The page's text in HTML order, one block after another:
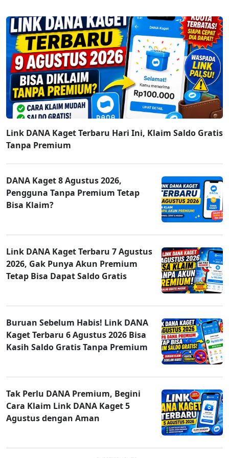
Link DANA Kaget Terbaru Hari Ini, Klaim Saldo Gratis
Tanpa Premium
DANA Kaget 8 Agustus 2026,
Pengguna Tanpa Premium Tetap
Bisa Klaim?
Link DANA Kaget Terbaru 7 Agustus
2026, Gak Punya Akun Premium
Tetap Bisa Dapat Saldo Gratis
Buruan Sebelum Habis! Link DANA
Kaget Terbaru 6 Agustus 2026 Bisa
Kasih Saldo Gratis Tanpa Premium
Tak Perlu DANA Premium, Begini
Cara Klaim Link DANA Kaget 5
Agustus dengan Aman